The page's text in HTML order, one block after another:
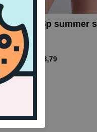
BLAK
€ 60,99 € 48,79